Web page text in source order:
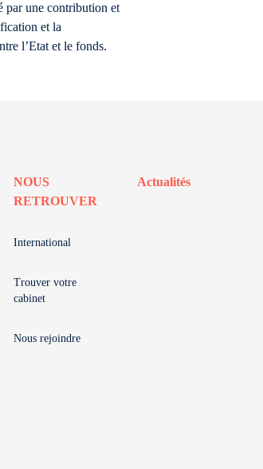
par une contribution et
et la
l’Etat et le fonds.
NOUS
RETROUVER
International
Trouver votre
cabinet
Nous rejoindre
Actualités